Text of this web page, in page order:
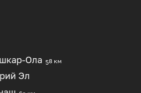
Ола 58 км
Эл